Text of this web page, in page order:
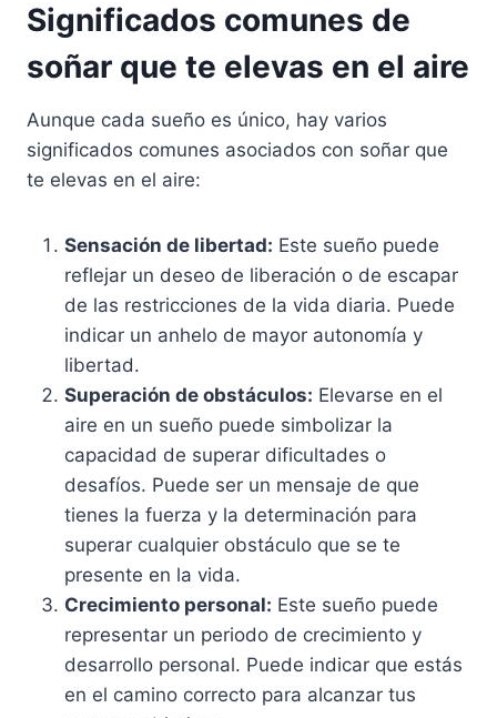
Significados comunes de
soñar que te elevas en el aire
Aunque cada sueño es único, hay varios
significados comunes asociados con soñar que
te elevas en el aire:
Sensación de libertad: Este sueño puede
reflejar un deseo de liberación o de escapar
de las restricciones de la vida diaria. Puede
indicar un anhelo de mayor autonomía y
libertad.
Superación de obstáculos: Elevarse en el
aire en un sueño puede simbolizar la
capacidad de superar dificultades o
desafíos. Puede ser un mensaje de que
tienes la fuerza y ​​la determinación para
superar cualquier obstáculo que se te
presente en la vida.
Crecimiento personal: Este sueño puede
representar un periodo de crecimiento y
desarrollo personal. Puede indicar que estás
en el camino correcto para alcanzar tus